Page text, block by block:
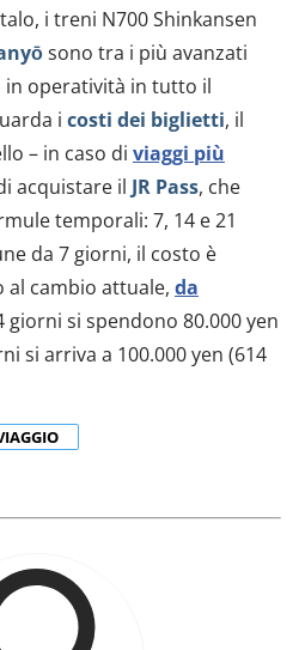
contenuti ed
dei social media e per
utilizzi il nostro sito con i
di analisi dei dati web,
quali potrebbero combinarle
hai fornito loro o che hanno
loro servizi.
i treni N700 Shinkansen
sono tra i più avanzati
operatività in tutto il
i costi dei biglietti, il
– in caso di viaggi più
acquistare il JR Pass, che
temporali: 7, 14 e 21
da 7 giorni, il costo è
al cambio attuale, da
giorni si spendono 80.000 yen
si arriva a 100.000 yen (614